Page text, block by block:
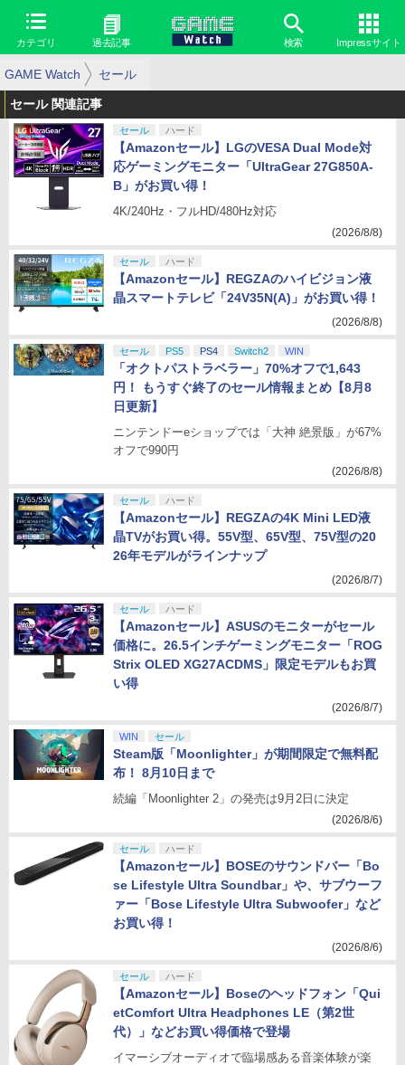
カテゴリ 過去記事 検索 Impressサイト
GAME Watch セール
セール 関連記事
セール ハード
【Amazonセール】LGのVESA Dual Mode対
応ゲーミングモニター「UltraGear 27G850A-
B」がお買い得！
4K/240Hz・フルHD/480Hz対応
(2026/8/8)
セール ハード
【Amazonセール】REGZAのハイビジョン液
晶スマートテレビ「24V35N(A)」がお買い得！
(2026/8/8)
セール PS5 PS4 Switch2 WIN
「オクトパストラベラー」70%オフで1,643
円！ もうすぐ終了のセール情報まとめ【8月8
日更新】
ニンテンドーeショップでは「大神 絶景版」が67%
オフで990円
(2026/8/8)
セール ハード
【Amazonセール】REGZAの4K Mini LED液
晶TVがお買い得。55V型、65V型、75V型の20
26年モデルがラインナップ
(2026/8/7)
セール ハード
【Amazonセール】ASUSのモニターがセール
価格に。26.5インチゲーミングモニター「ROG
Strix OLED XG27ACDMS」限定モデルもお買
い得
(2026/8/7)
WIN セール
Steam版「Moonlighter」が期間限定で無料配
布！ 8月10日まで
続編「Moonlighter 2」の発売は9月2日に決定
(2026/8/6)
セール ハード
【Amazonセール】BOSEのサウンドバー「Bo
se Lifestyle Ultra Soundbar」や、サブウーフ
ァー「Bose Lifestyle Ultra Subwoofer」など
お買い得！
(2026/8/6)
セール ハード
【Amazonセール】Boseのヘッドフォン「Qui
etComfort Ultra Headphones LE（第2世
代）」などお買い得価格で登場
イマーシブオーディオで臨場感ある音楽体験が楽